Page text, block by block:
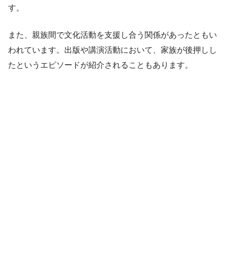
す。
また、親族間で文化活動を支援し合う関係があったともい
われています。出版や講演活動において、家族が後押しし
たというエピソードが紹介されることもあります。